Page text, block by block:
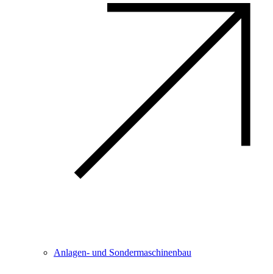
Anlagen- und Sondermaschinenbau